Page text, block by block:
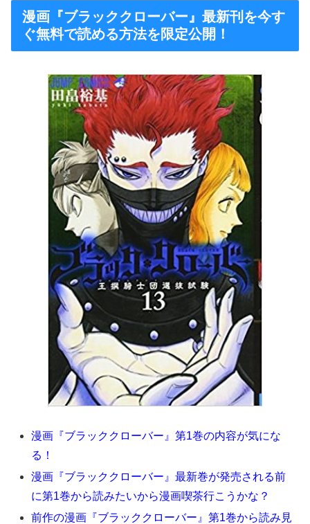
漫画『ブラッククローバー』最新刊を今す
ぐ無料で読める方法を限定公開！
漫画『ブラッククローバー』第1巻の内容が気にな
る！
漫画『ブラッククローバー』最新巻が発売される前
に第1巻から読みたいから漫画喫茶行こうかな？
前作の漫画『ブラッククローバー』第1巻から読み見